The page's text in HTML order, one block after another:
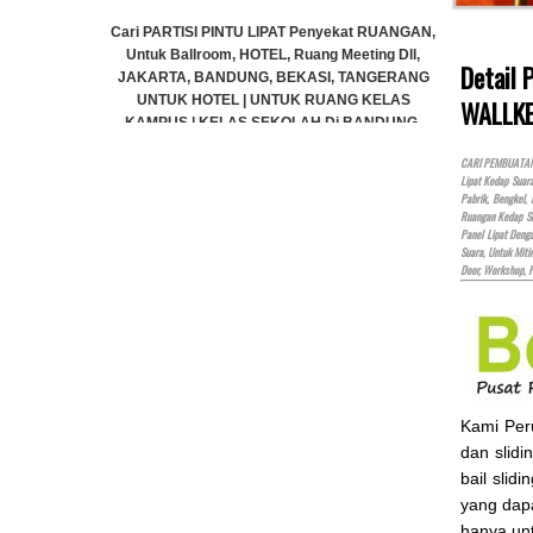
Detail
CARI
Lipat Kedap
Pabrik, Bengkel,
Ruangan Kedap
Panel Lipat
Suara, Untuk
Door, Workshop,
Kami
dan
bail
yang
Cari PARTISI PINTU LIPAT Penyekat RUANGAN,
Untuk Ballroom, HOTEL, Ruang Meeting Dll,
JAKARTA, BANDUNG, BEKASI, TANGERANG
UNTUK HOTEL | UNTUK RUANG KELAS
KAMPUS | KELAS SEKOLAH Di BANDUNG,
Cari PARTISI PINTU
Untuk Ballroom,
UNTUK HOTEL |
KAMPUS | KELAS
JAKARTA,